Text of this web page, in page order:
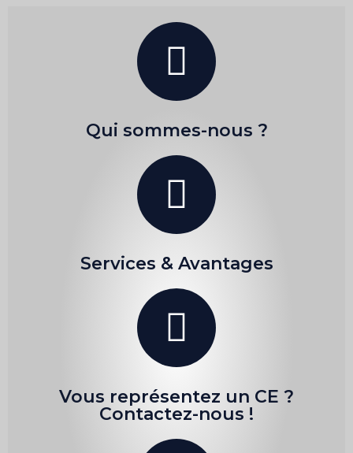
Qui sommes-nous ?
Services & Avantages
Vous représentez un CE ?
Contactez-nous !